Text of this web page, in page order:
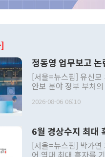
정동영 업무보고 논
[서울=뉴스핌] 유신모
안보 분야 정부 부처
발언 중에는 정부 내
주의적 희망에 근거한
관의 대북 정책 관련
관 부처 장관이 공개
2026-08-06 06:10
6월 경상수지 최대
[서울=뉴스핌] 박가연
어 역대 최대 흑자를